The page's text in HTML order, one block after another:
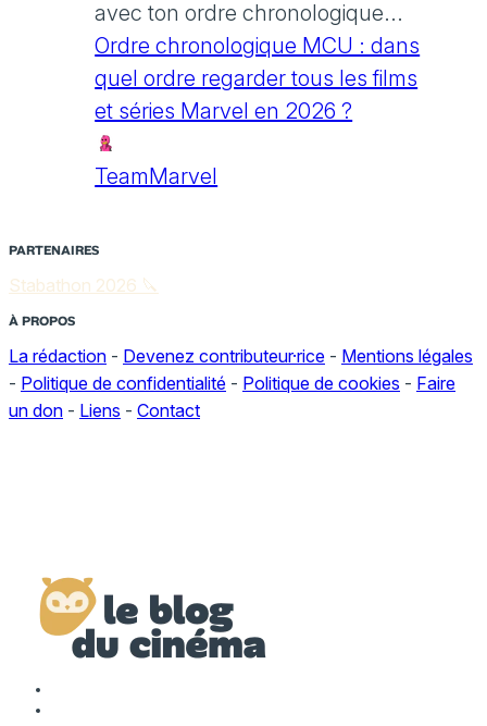
avec ton ordre chronologique...
Ordre chronologique MCU : dans
quel ordre regarder tous les films
et séries Marvel en 2026 ?
TeamMarvel
PARTENAIRES
Stabathon 2026 🔪
À PROPOS
La rédaction - Devenez contributeur·rice - Mentions légales
- Politique de confidentialité - Politique de cookies - Faire
un don - Liens - Contact